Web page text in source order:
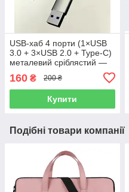
USB-хаб 4 порти (1×USB
3.0 + 3×USB 2.0 + Type-C)
металевий сріблястий —
160 ₴ 200 ₴
Купити
Подібні товари компанії